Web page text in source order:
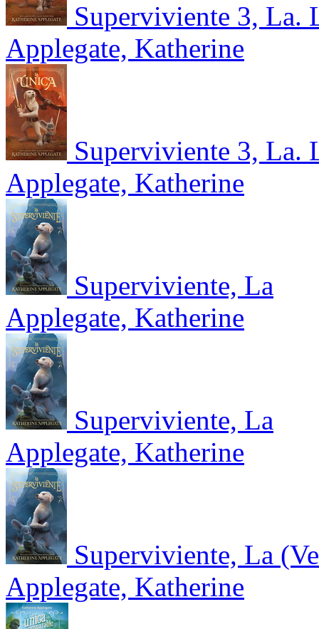
Superviviente 3, La.
Applegate, Katherine
Superviviente 3, La.
Applegate, Katherine
Superviviente, La
Applegate, Katherine
Superviviente, La
Applegate, Katherine
Superviviente, La
Applegate, Katherine